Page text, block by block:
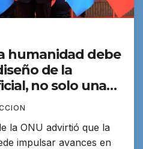
humanidad debe
de la
no solo unas
la ONU advirtió que la
impulsar avances en